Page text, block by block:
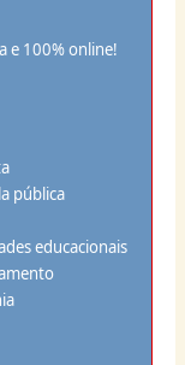
e 100% online!
pública
educacionais